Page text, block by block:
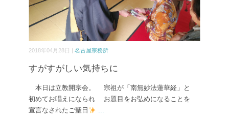
2018年04月28日 | 名古屋宗務所
すがすがしい気持ちに
本日は立教開宗会。 宗祖が「南無妙法蓮華経」と
初めてお唱えになられ お題目をお弘めになることを
宣言なされたご聖日
...